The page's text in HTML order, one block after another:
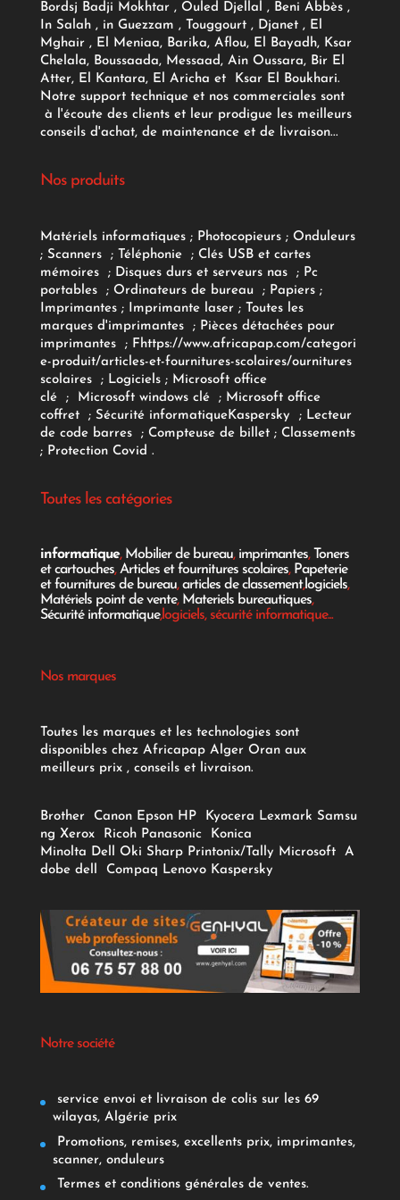
Bordsj Badji Mokhtar , Ouled Djellal , Beni Abbès ,
In Salah , in Guezzam , Touggourt , Djanet , El
Mghair , El Meniaa, Barika, Aflou, El Bayadh, Ksar
Chelala, Boussaada, Messaad, Ain Oussara, Bir El
Atter, El Kantara, El Aricha et Ksar El Boukhari.
Notre support technique et nos commerciales sont
à l'écoute des clients et leur prodigue les meilleurs
conseils d'achat, de maintenance et de livraison...
Nos produits
Matériels informatiques; Photocopieurs; Onduleurs
; Scanners ; Téléphonie ; Clés USB et cartes
mémoires
; Disques durs et serveurs nas ; Pc
portables
; Ordinateurs de bureau ; Papiers;
Imprimantes;Imprimante laser; Toutes les
marques d'imprimantes
; Pièces détachées pour
imprimantes
; Fhttps://www.africapap.com/categori
e-produit/articles-et-fournitures-scolaires/ournitures
scolaires; Logiciels ; Microsoft office
clé
; Microsoft windows clé; Microsoft office
coffret ; Sécurité informatiqueKaspersky ; Lecteur
de code barres
; Compteuse de billet; Classements
; Protection Covid .
Toutes les catégories
informatique, Mobilier de bureau, imprimantes, Toners
et cartouches,Articles et fournitures scolaires, Papeterie
et fournitures de bureau,articles de classement,logiciels,
Matériels point de vente, Materiels bureautiques,
Sécurité informatique,logiciels, sécurité informatique...
Nos marques
Toutes les marques et les technologies sont
disponibles chez Africapap Alger Oran aux
meilleurs prix , conseils et livraison.
Brother Canon Epson HP Kyocera Lexmark Samsu
ng Xerox Ricoh Panasonic
Konica
Minolta Dell Oki Sharp Printonix/Tally Microsoft
A
dobe dell Compaq Lenovo Kaspersky
Notre société
service envoi et livraison de colis sur les 69
wilayas, Algérie prix
Promotions, remises, excellents prix, imprimantes,
scanner, onduleurs
Termes et conditions générales de ventes.